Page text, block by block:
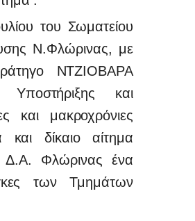
του Σωματείου
Ν.Φλώρινας, με
ΝΤΖΙΟΒΑΡΑ
Υποστήριξης και
μακροχρόνιες
δίκαιο αίτημα
Δ.Α. Φλώρινας ένα
των Τμημάτων